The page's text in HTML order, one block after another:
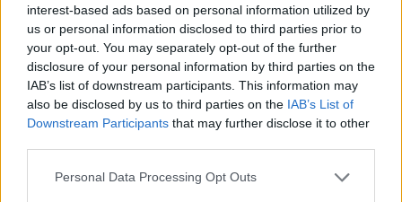
interest-based ads based on personal information utilized by
us or personal information disclosed to third parties prior to
your opt-out. You may separately opt-out of the further
disclosure of your personal information by third parties on the
IAB’s list of downstream participants. This information may
also be disclosed by us to third parties on the IAB’s List of
Downstream Participants that may further disclose it to other
Please note that this website/app uses one or more Google
Personal Data Processing Opt Outs
του νέου πολιτικού φορέα.
ΔΙΑΒΑΣΤΕ ΕΠΙΣΗΣ
Πολιτική|20.05.2026 13:52
Καρυστιανού: Αποστάσεις από
πρόσωπα που εμφανίζονται ως
συνεργάτες της - «Δεν υφίσταται